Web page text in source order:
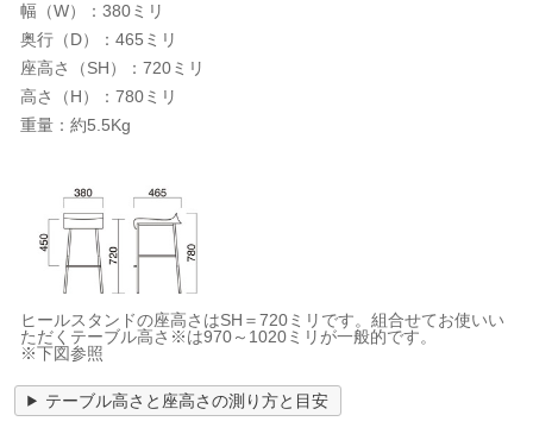
幅（W）：380ミリ
奥行（D）：465ミリ
座高さ（SH）：720ミリ
高さ（H）：780ミリ
重量：約5.5Kg
ヒールスタンドの座高さはSH＝720ミリです。組合せてお使いい
ただくテーブル高さ※は970～1020ミリが一般的です。
※下図参照
テーブル高さと座高さの測り方と目安